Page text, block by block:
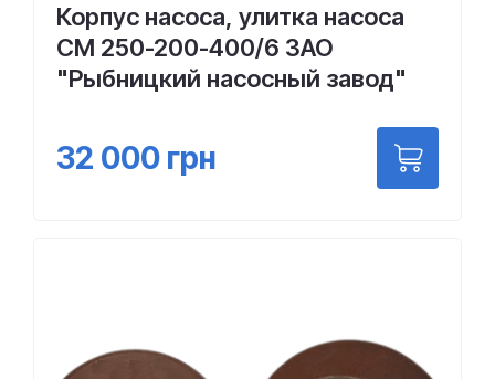
Корпус насоса, улитка насоса
СМ 250-200-400/6 ЗАО
"Рыбницкий насосный завод"
32 000 грн